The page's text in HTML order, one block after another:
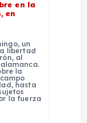
en la
en
un
libertad
al
la
hasta
la fuerza